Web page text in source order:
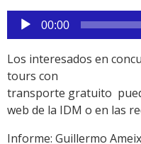
Reproductor
de
audio
00:00
Los interesados en
tours con
transporte gratuito
web de la IDM o en las
Informe: Guillermo